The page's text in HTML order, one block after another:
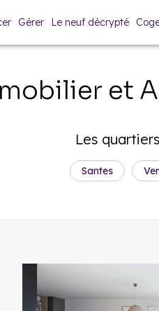
Gérer Le neuf décrypté
et
Les quartiers
Santes